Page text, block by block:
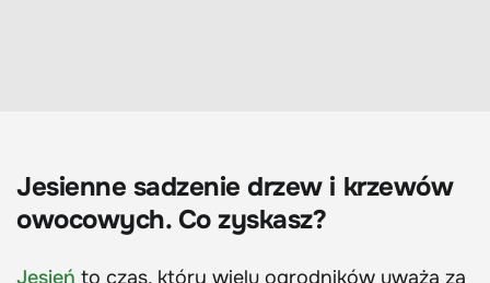
Jesienne sadzenie drzew i krzewów
owocowych. Co zyskasz?
Jesień to czas, który wielu ogrodników uważa za